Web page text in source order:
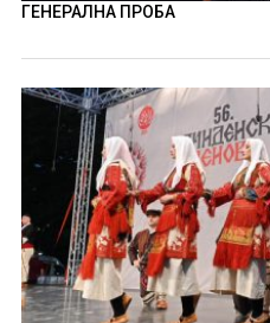
ГЕНЕРАЛНА ПРОБА